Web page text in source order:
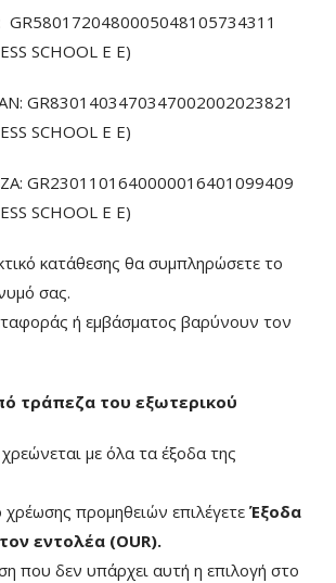
GR5801720480005048105734311
SCHOOL E E)
GR8301403470347002002023821
SCHOOL E E)
GR2301101640000016401099409
SCHOOL E E)
κατάθεσης θα συμπληρώσετε το
σας.
ή εμβάσματος βαρύνουν τον
τράπεζα του εξωτερικού
με όλα τα έξοδα της
προμηθειών επιλέγετε Έξοδα
εντολέα (ΟUR).
που δεν υπάρχει αυτή η επιλογή στο